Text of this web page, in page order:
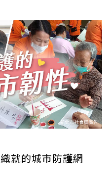
就的城市防護網